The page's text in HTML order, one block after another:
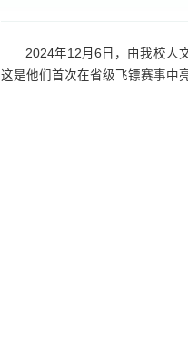
2024年12月6日，由我校人
这是他们首次在省级飞镖赛事中